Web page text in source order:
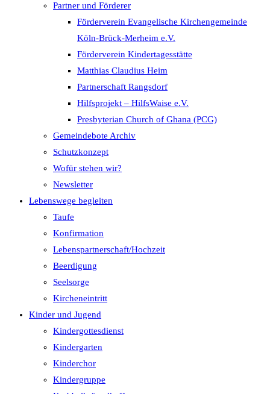
Partner und Förderer
Förderverein Evangelische Kirchengemeinde
Köln-Brück-Merheim e.V.
Förderverein Kindertagesstätte
Matthias Claudius Heim
Partnerschaft Rangsdorf
Hilfsprojekt – HilfsWaise e.V.
Presbyterian Church of Ghana (PCG)
Gemeindebote Archiv
Schutzkonzept
Wofür stehen wir?
Newsletter
Lebenswege begleiten
Taufe
Konfirmation
Lebenspartnerschaft/Hochzeit
Beerdigung
Seelsorge
Kircheneintritt
Kinder und Jugend
Kindergottesdienst
Kindergarten
Kinderchor
Kindergruppe